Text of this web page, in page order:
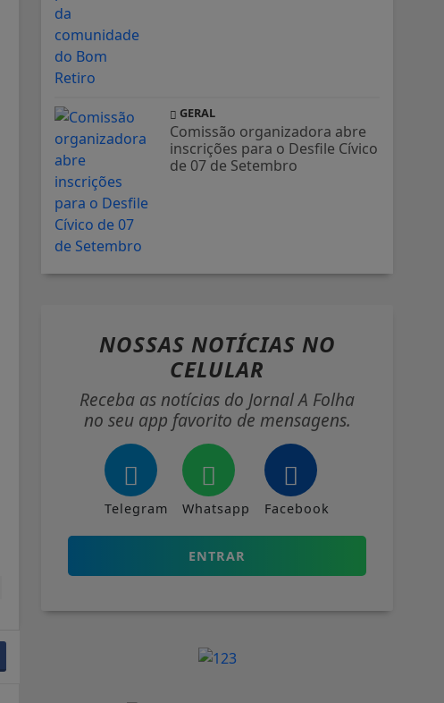
GERAL
Comissão organizadora abre
inscrições para o Desfile Cívico
de 07 de Setembro
NOSSAS NOTÍCIAS NO
CELULAR
Receba as notícias do Jornal A Folha
no seu app favorito de mensagens.
Telegram Whatsapp Facebook
ENTRAR